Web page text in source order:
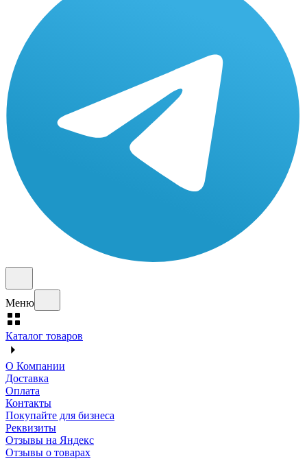
Меню
Каталог товаров
О Компании
Доставка
Оплата
Контакты
Покупайте для бизнеса
Реквизиты
Отзывы на Яндекс
Отзывы о товарах